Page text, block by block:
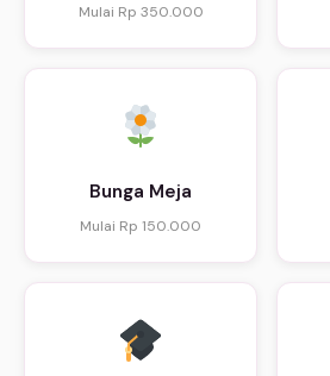
Mulai Rp 350.000
Bunga Meja
Mulai Rp 150.000